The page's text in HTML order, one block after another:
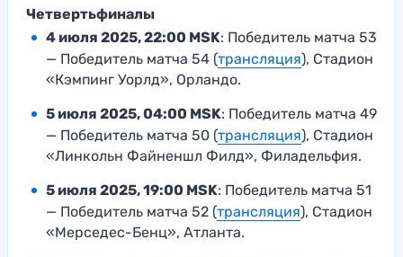
Четвертьфиналы
4 июля 2025, 22:00 MSK: Победитель матча 53
— Победитель матча 54 (трансляция), Стадион
«Кэмпинг Уорлд», Орландо.
5 июля 2025, 04:00 MSK: Победитель матча 49
— Победитель матча 50 (трансляция), Стадион
«Линкольн Файненшл Филд», Филадельфия.
5 июля 2025, 19:00 MSK: Победитель матча 51
— Победитель матча 52 (трансляция), Стадион
«Мерседес-Бенц», Атланта.